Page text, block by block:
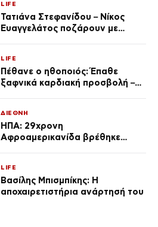
LIFE
Τατιάνα Στεφανίδου – Νίκος
Ευαγγελάτος ποζάρουν με
LIFE
Πέθανε ο ηθοποιός: Έπαθε
ξαφνικά καρδιακή προσβολή – Η
ΔΙΕΘΝΗ
ΗΠΑ: 29χρονη
Αφροαμερικανίδα βρέθηκε
LIFE
Βασίλης Μπισμπίκης: Η
αποχαιρετιστήρια ανάρτησή του